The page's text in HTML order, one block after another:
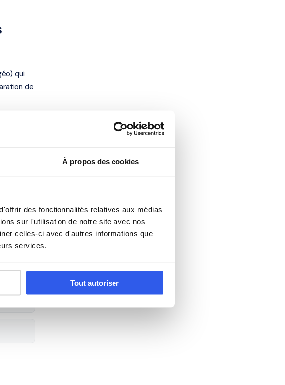
À propos des cookies
des fonctionnalités relatives aux médias
sur l'utilisation de notre site avec nos
celles-ci avec d'autres informations que
services.
Tout autoriser
qui
de
spé,